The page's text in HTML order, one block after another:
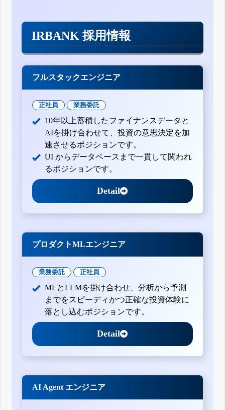
IRBANK 採用情報
フルスタックエンジニア
正社員 業務委託
10年以上蓄積したファイナンスデータと
AIを掛け合わせて、投資の意思決定を加
速させるポジションです。
UI からデータベースまで一貫して関われ
るポジションです。
Detail
プロダクトMLエンジニア
業務委託 正社員
MLとLLMを掛け合わせ、分析から予測
までをスピーディかつ正確な投資体験に
落とし込むポジションです。
Detail
AI Agent エンジニア